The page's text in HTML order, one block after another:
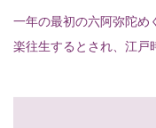
一年の最初の六阿弥陀め
楽往生するとされ、江戸